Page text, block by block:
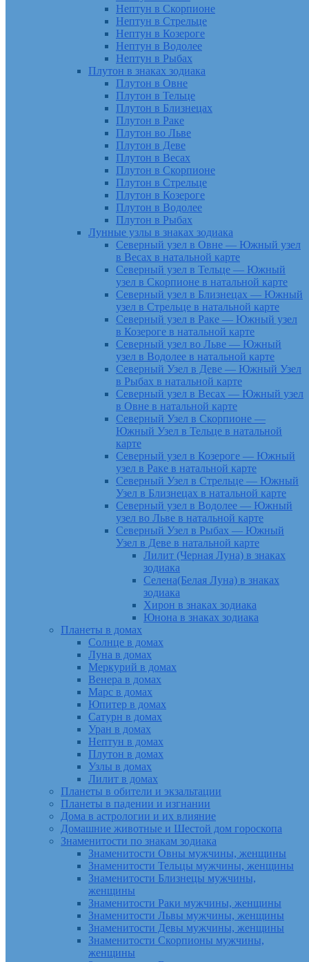
Нептун в Скорпионе
Нептун в Стрельце
Нептун в Козероге
Нептун в Водолее
Нептун в Рыбах
Плутон в знаках зодиака
Плутон в Овне
Плутон в Тельце
Плутон в Близнецах
Плутон в Раке
Плутон во Льве
Плутон в Деве
Плутон в Весах
Плутон в Скорпионе
Плутон в Стрельце
Плутон в Козероге
Плутон в Водолее
Плутон в Рыбах
Лунные узлы в знаках зодиака
Северный узел в Овне — Южный узел
в Весах в натальной карте
Северный узел в Тельце — Южный
узел в Скорпионе в натальной карте
Северный узел в Близнецах — Южный
узел в Стрельце в натальной карте
Северный узел в Раке — Южный узел
в Козероге в натальной карте
Северный узел во Льве — Южный
узел в Водолее в натальной карте
Северный Узел в Деве — Южный Узел
в Рыбах в натальной карте
Северный узел в Весах — Южный узел
в Овне в натальной карте
Северный Узел в Скорпионе —
Южный Узел в Тельце в натальной
карте
Северный узел в Козероге — Южный
узел в Раке в натальной карте
Северный Узел в Стрельце — Южный
Узел в Близнецах в натальной карте
Северный узел в Водолее — Южный
узел во Льве в натальной карте
Северный Узел в Рыбах — Южный
Узел в Деве в натальной карте
Лилит (Черная Луна) в знаках
зодиака
Селена(Белая Луна) в знаках
зодиака
Хирон в знаках зодиака
Юнона в знаках зодиака
Планеты в домах
Солнце в домах
Луна в домах
Меркурий в домах
Венера в домах
Марс в домах
Юпитер в домах
Сатурн в домах
Уран в домах
Нептун в домах
Плутон в домах
Узлы в домах
Лилит в домах
Планеты в обители и экзальтации
Планеты в падении и изгнании
Дома в астрологии и их влияние
Домашние животные и Шестой дом гороскопа
Знаменитости по знакам зодиака
Знаменитости Овны мужчины, женщины
Знаменитости Тельцы мужчины, женщины
Знаменитости Близнецы мужчины,
женщины
Знаменитости Раки мужчины, женщины
Знаменитости Львы мужчины, женщины
Знаменитости Девы мужчины, женщины
Знаменитости Скорпионы мужчины,
женщины